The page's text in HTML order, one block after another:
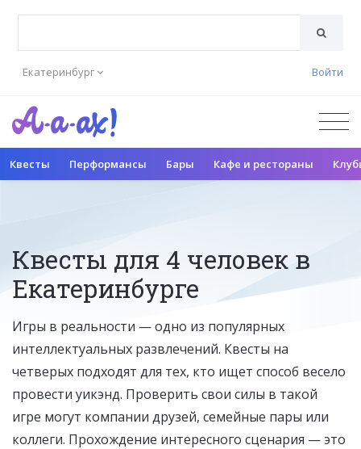
Екатеринбург Войти
Квесты Перформансы Бары Кафе и рестораны
Квесты для 4 человек в
Екатеринбурге
Игры в реальности — одно из популярных
интеллектуальных развлечений. Квесты на
четверых подходят для тех, кто ищет способ весело
провести уикэнд. Проверить свои силы в такой
игре могут компании друзей, семейные пары или
коллеги. Прохождение интересного сценария — это